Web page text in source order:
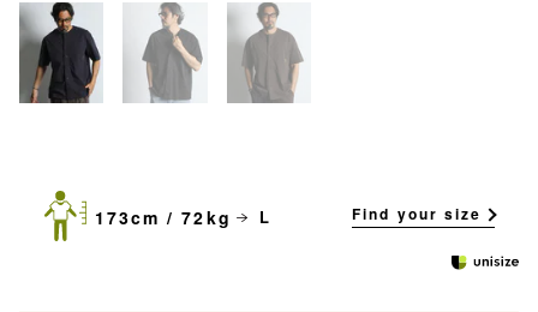
173cm / 72kg L Find your size